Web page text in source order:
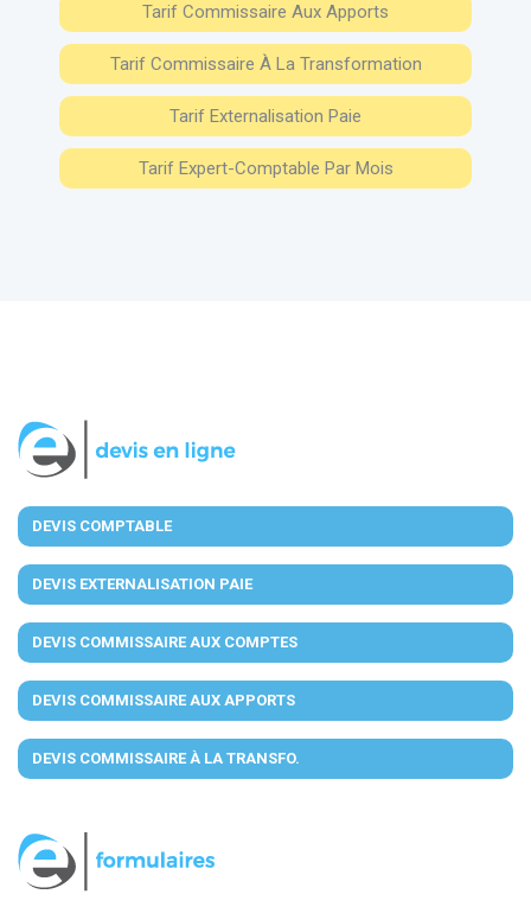
Tarif Commissaire Aux Apports
Tarif Commissaire À La Transformation
Tarif Externalisation Paie
Tarif Expert-Comptable Par Mois
DEVIS COMPTABLE
DEVIS EXTERNALISATION PAIE
DEVIS COMMISSAIRE AUX COMPTES
DEVIS COMMISSAIRE AUX APPORTS
DEVIS COMMISSAIRE À LA TRANSFO.